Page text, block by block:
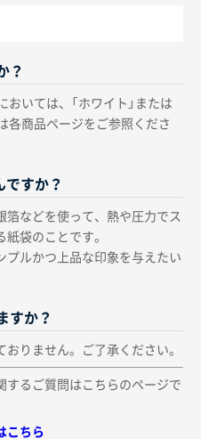
？
おいては、「ホワイト」または
各商品ページをご参照くださ
ですか？
箔などを使って、熱や圧力でス
袋のことです。
プルかつ上品な印象を与えたい
すか？
りません。ご了承ください。
するご質問はこちらのページで
こちら